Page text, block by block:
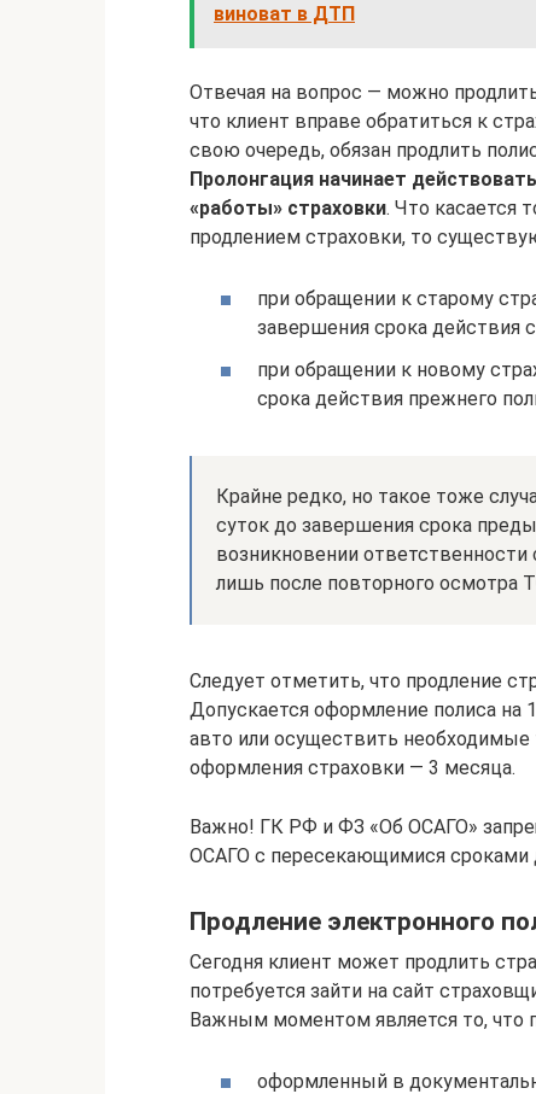
виноват в ДТП
Отвечая на вопрос — можно
что клиент вправе обратиться к
свою очередь, обязан продлить
Пролонгация начинает
«работы» страховки. Что касается
продлением страховки, то
при обращении к старому
завершения срока действия
при обращении к новому
срока действия прежнего
Крайне редко, но такое тоже
суток до завершения срока
возникновении
лишь после повторного осмотра
Следует отметить, что продление
Допускается оформление полиса на
авто или осуществить
оформления страховки — 3 месяца.
Важно! ГК РФ и ФЗ «Об ОСАГО»
ОСАГО с пересекающимися сроками
Продление электронного
Сегодня клиент может продлить
потребуется зайти на сайт
Важным моментом является то, что
оформленный в